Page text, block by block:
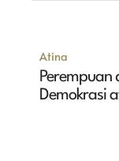
Atina
Perempuan
Demokrasi